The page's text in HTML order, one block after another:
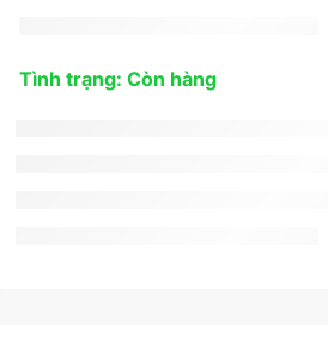
Tình trạng: Còn hàng